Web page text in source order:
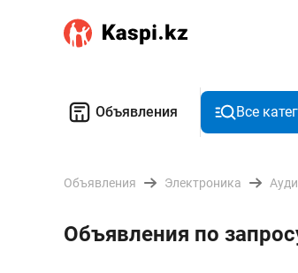
Объявления Все
Объявления Электроника
Объявления по